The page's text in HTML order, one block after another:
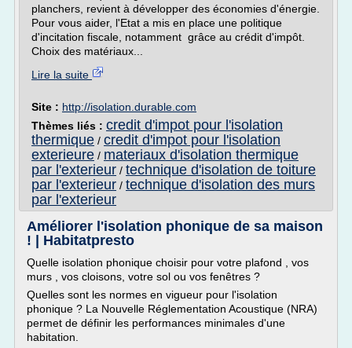
planchers, revient à développer des économies d'énergie.
Pour vous aider, l'Etat a mis en place une politique
d'incitation fiscale, notamment grâce au crédit d'impôt.
Choix des matériaux...
Lire la suite
Site : http://isolation.durable.com
Thèmes liés : credit d'impot pour l'isolation
thermique / credit d'impot pour l'isolation
exterieure / materiaux d'isolation thermique
par l'exterieur / technique d'isolation de toiture
par l'exterieur / technique d'isolation des murs
par l'exterieur
Améliorer l'isolation phonique de sa maison
! | Habitatpresto
Quelle isolation phonique choisir pour votre plafond , vos
murs , vos cloisons, votre sol ou vos fenêtres ?
Quelles sont les normes en vigueur pour l'isolation
phonique ? La Nouvelle Réglementation Acoustique (NRA)
permet de définir les performances minimales d'une
habitation.